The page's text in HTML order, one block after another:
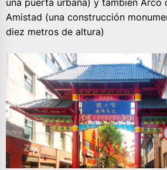
una puerta urbana) y también Arco
Amistad (una construcción
diez metros de altura)